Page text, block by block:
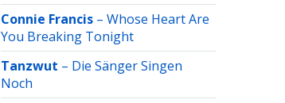
Connie Francis – Whose Heart Are
You Breaking Tonight
Tanzwut – Die Sänger Singen
Noch